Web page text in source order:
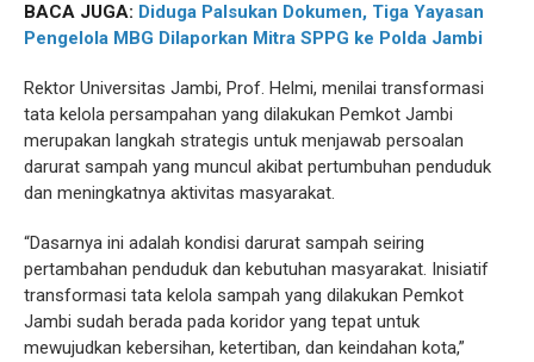
BACA JUGA: Diduga Palsukan Dokumen, Tiga Yayasan
Pengelola MBG Dilaporkan Mitra SPPG ke Polda Jambi
Rektor Universitas Jambi, Prof. Helmi, menilai transformasi
tata kelola persampahan yang dilakukan Pemkot Jambi
merupakan langkah strategis untuk menjawab persoalan
darurat sampah yang muncul akibat pertumbuhan penduduk
dan meningkatnya aktivitas masyarakat.
“Dasarnya ini adalah kondisi darurat sampah seiring
pertambahan penduduk dan kebutuhan masyarakat. Inisiatif
transformasi tata kelola sampah yang dilakukan Pemkot
Jambi sudah berada pada koridor yang tepat untuk
mewujudkan kebersihan, ketertiban, dan keindahan kota,”